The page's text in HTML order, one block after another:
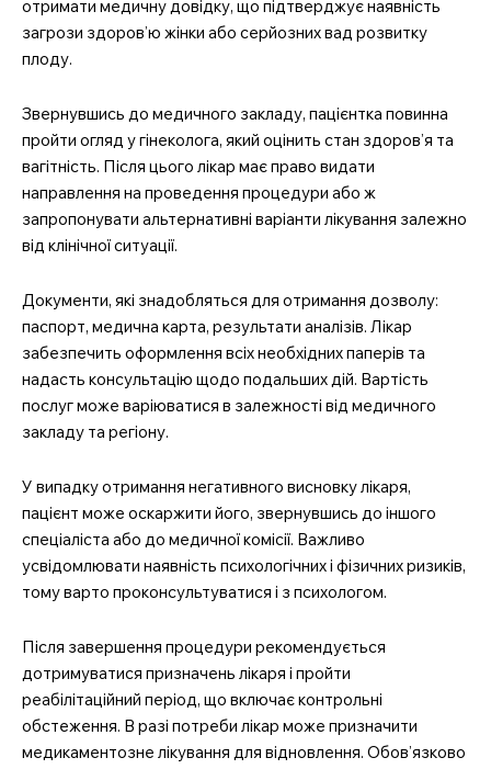
отримати медичну довідку, що підтверджує наявність
загрози здоров’ю жінки або серйозних вад розвитку
плоду.
Звернувшись до медичного закладу, пацієнтка повинна
пройти огляд у гінеколога, який оцінить стан здоров’я та
вагітність. Після цього лікар має право видати
направлення на проведення процедури або ж
запропонувати альтернативні варіанти лікування залежно
від клінічної ситуації.
Документи, які знадобляться для отримання дозволу:
паспорт, медична карта, результати аналізів. Лікар
забезпечить оформлення всіх необхідних паперів та
надасть консультацію щодо подальших дій. Вартість
послуг може варіюватися в залежності від медичного
закладу та регіону.
У випадку отримання негативного висновку лікаря,
пацієнт може оскаржити його, звернувшись до іншого
спеціаліста або до медичної комісії. Важливо
усвідомлювати наявність психологічних і фізичних ризиків,
тому варто проконсультуватися і з психологом.
Після завершення процедури рекомендується
дотримуватися призначень лікаря і пройти
реабілітаційний період, що включає контрольні
обстеження. В разі потреби лікар може призначити
медикаментозне лікування для відновлення. Обов’язково